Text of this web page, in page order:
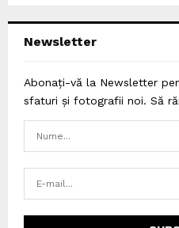
Newsletter
Abonați-vă la Newsletter
sfaturi și fotografii noi. Să